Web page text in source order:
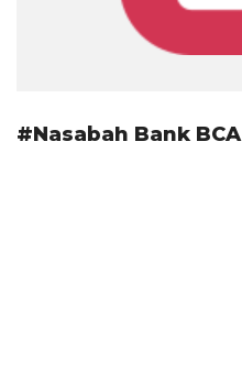
#Nasabah Bank BCA